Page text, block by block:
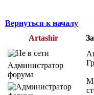
Вернуться к началу
Artashir
Администратор
форума